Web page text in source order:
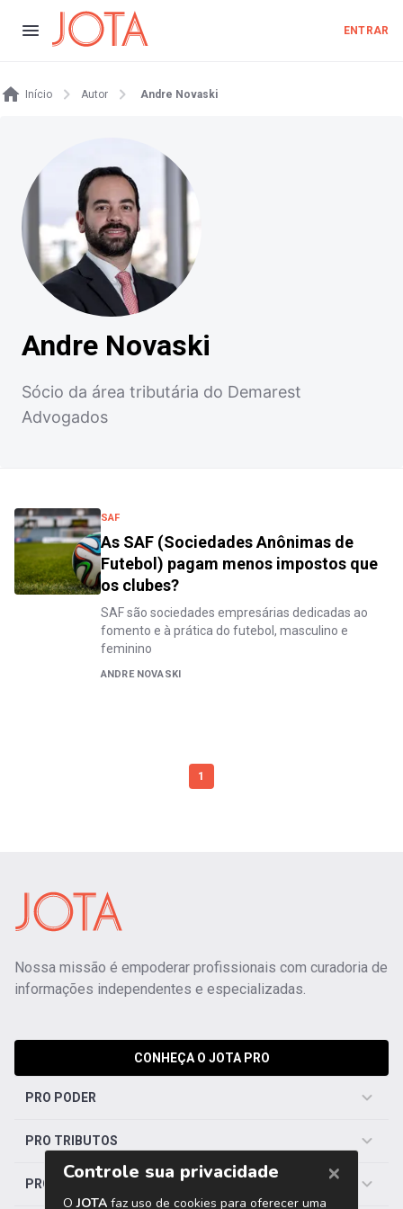
ENTRAR
Início Autor Andre Novaski
Andre Novaski
Sócio da área tributária do Demarest
Advogados
SAF
As SAF (Sociedades Anônimas de
Futebol) pagam menos impostos que
os clubes?
SAF são sociedades empresárias dedicadas ao
fomento e à prática do futebol, masculino e
feminino
ANDRE NOVASKI
1
Nossa missão é empoderar profissionais com curadoria de
informações independentes e especializadas.
CONHEÇA O JOTA PRO
PRO PODER
PRO TRIBUTOS
PRO TRABALHISTA